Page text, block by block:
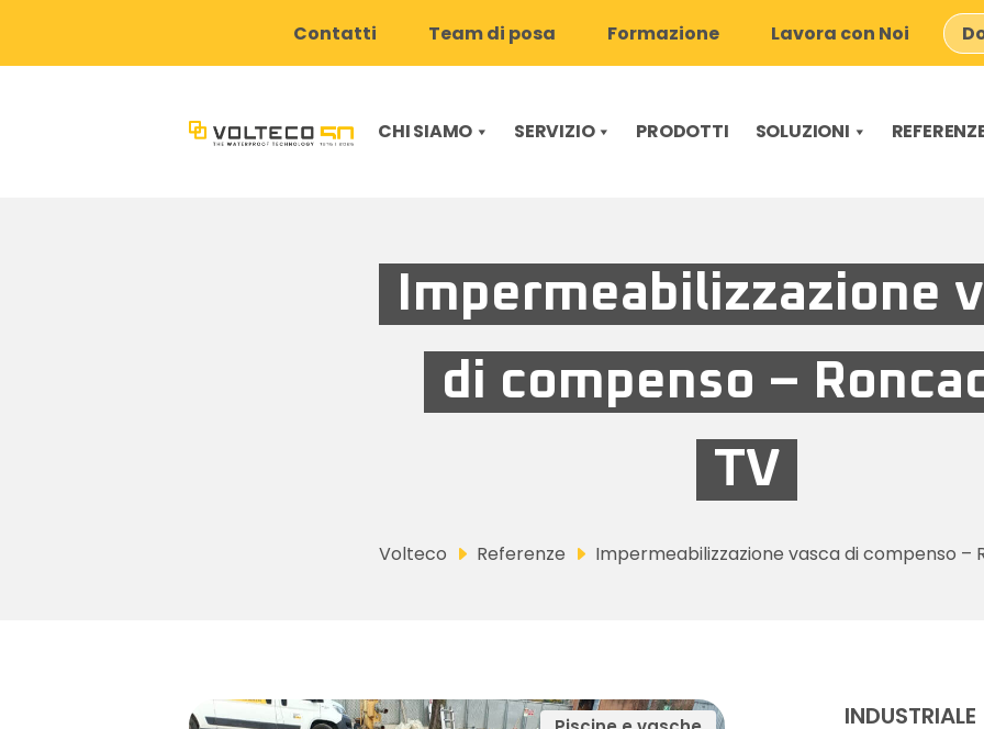
Contatti Team di posa Formazione Lavora con Noi
CHI SIAMO SERVIZIO PRODOTTI SOLUZIONI
Impermeabilizzazione
di compenso –
TV
Volteco Referenze Impermeabilizzazione vasca di compenso –
INDUSTRIALE